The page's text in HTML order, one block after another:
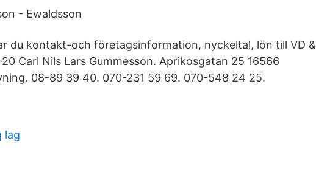
- Ewaldsson
du kontakt-och företagsinformation, nyckeltal, lön till VD &
Carl Nils Lars Gummesson. Aprikosgatan 25 16566
08-89 39 40. 070-231 59 69. 070-548 24 25.
lag